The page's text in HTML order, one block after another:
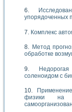
упорядоченных
Комплекс
Метод
обработке
соленоидом с
физики на